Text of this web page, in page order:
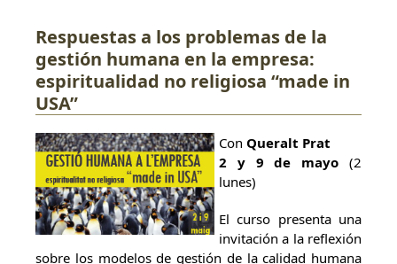
Respuestas a los problemas de la
gestión humana en la empresa:
espiritualidad no religiosa “made in
USA”
Con Queralt Prat
2 y 9 de mayo (2
lunes)
El curso presenta una
invitación a la reflexión
sobre los modelos de gestión de la calidad humana